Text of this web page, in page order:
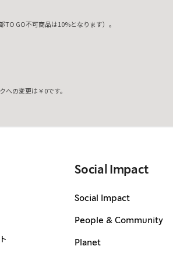
GO不可商品は10%となります）。
の変更は￥0です。
Social Impact
Social Impact
People & Community
Planet